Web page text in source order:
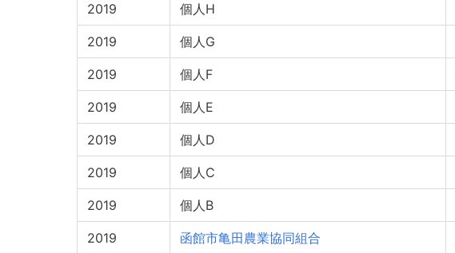
2019 個人H
2019 個人G
2019 個人F
2019 個人E
2019 個人D
2019 個人C
2019 個人B
2019 函館市亀田農業協同組合